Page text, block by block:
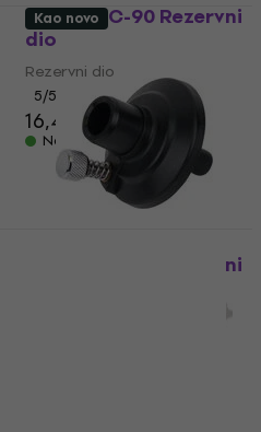
Pearl HHC-90 Rezervni
dio
Rezervni dio
5/5
16,40 € 17,90 €
Na skladištu
Kao novo
Pearl HHC-90 Rezervni